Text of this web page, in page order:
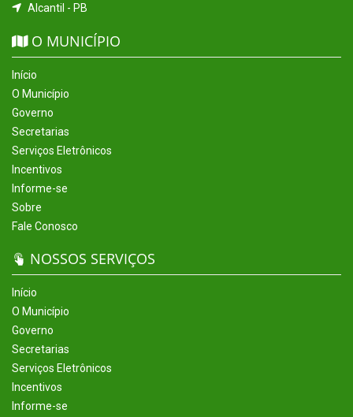
Alcantil - PB
O MUNICÍPIO
Início
O Município
Governo
Secretarias
Serviços Eletrônicos
Incentivos
Informe-se
Sobre
Fale Conosco
NOSSOS SERVIÇOS
Início
O Município
Governo
Secretarias
Serviços Eletrônicos
Incentivos
Informe-se